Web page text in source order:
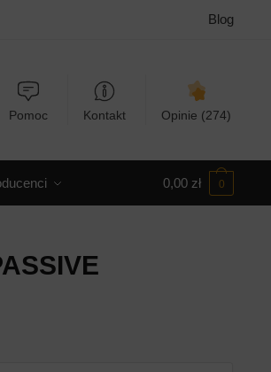
Blog
Pomoc Kontakt Opinie (274)
0,00 zł 0